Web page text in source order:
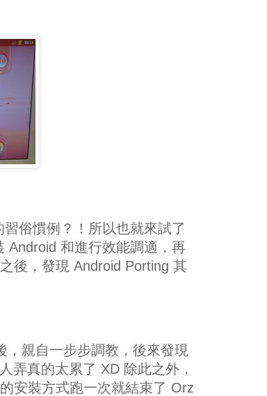
俗慣例？！所以也就來試了
Android 和進行效能調適，再
後，發現 Android Porting 其
，親自一步步調教，後來發現
弄真的太累了 XD 除此之外，
安裝方式跑一次就結束了 Orz